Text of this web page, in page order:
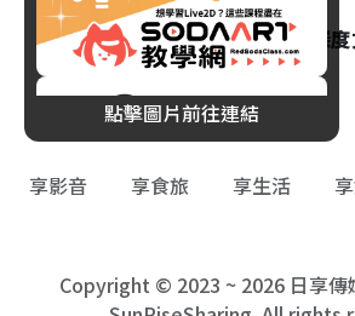
全台五大原住民祭典推薦：深
落走讀指南
點擊圖片前往連結
享影音 享食旅 享生活
Copyright © 2023 ~ 2026 日享傳